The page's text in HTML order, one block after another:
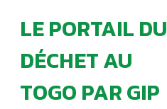
LE PORTAIL DU
DÉCHET AU
TOGO PAR GIP